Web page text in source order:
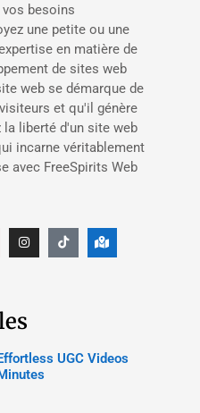
besoins
une petite ou une
en matière de
de sites web
web se démarque de
et qu'il génère
liberté d'un site web
incarne véritablement
avec FreeSpirits Web
UGC Videos